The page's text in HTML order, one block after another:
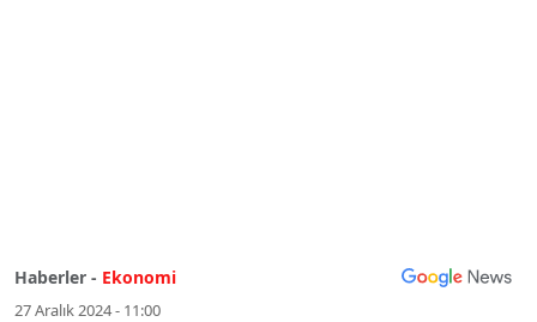
Haberler - Ekonomi
27 Aralık 2024 - 11:00